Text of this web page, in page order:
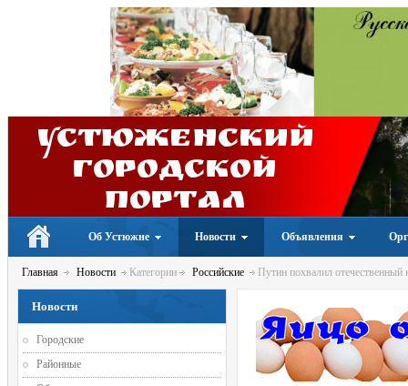
Устюженский
Городской
портал
Об Устюжне Новости Объявления
Главная Новости Категории Российские Путин похвалил
Новости
Городские
Районные